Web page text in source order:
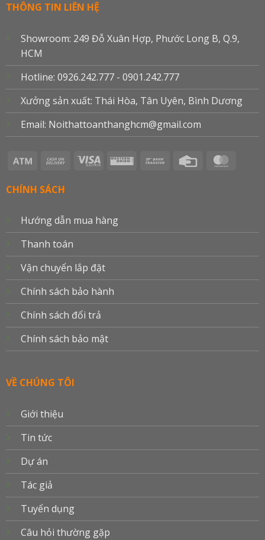
THÔNG TIN LIÊN HỆ
Showroom: 249 Đỗ Xuân Hợp, Phước Long B, Q.9,
HCM
Hotline: 0926.242.777 - 0901.242.777
Xưởng sản xuất: Thái Hòa, Tân Uyên, Bình Dương
Email: Noithattoanthanghcm@gmail.com
Atm
Cash
Visa
Western
Bank
Credit
CHÍNH SÁCH
Hướng dẫn mua hàng
Thanh toán
Vận chuyển lắp đặt
Chính sách bảo hành
Chính sách đổi trả
Chính sách bảo mật
VỀ CHÚNG TÔI
Giới thiệu
Tin tức
Dự án
Tác giả
Tuyển dụng
Câu hỏi thường gặp